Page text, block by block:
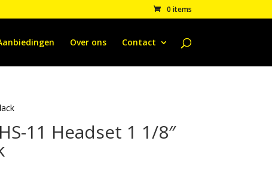
0 items
Over ons Contact
11 Headset 1 1/8″